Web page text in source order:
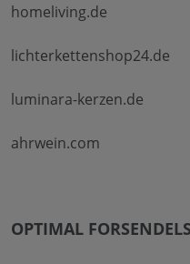
homeliving.de
lichterkettenshop24.de
luminara-kerzen.de
ahrwein.com
OPTIMAL